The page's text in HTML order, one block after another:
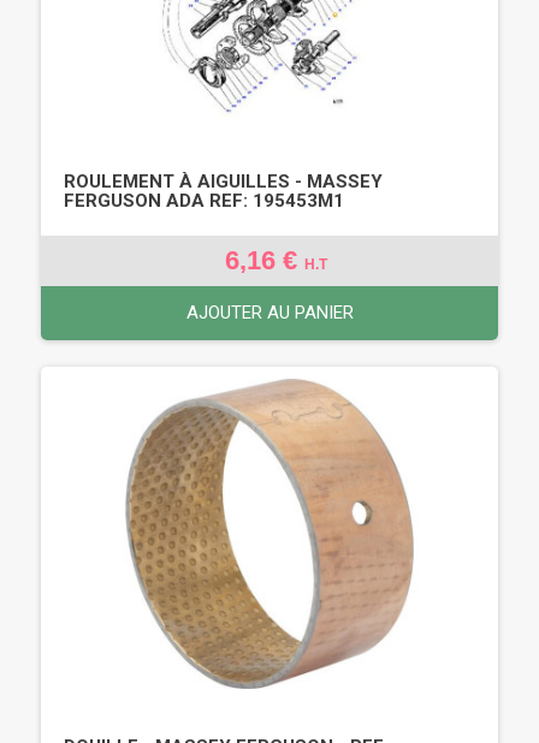
ROULEMENT À AIGUILLES - MASSEY
FERGUSON ADA REF: 195453M1
6,16 € H.T
AJOUTER AU PANIER